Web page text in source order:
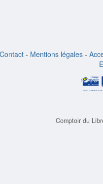
Contact - Mentions légales -
Comptoir du